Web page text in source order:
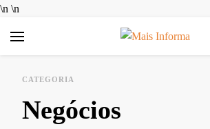
\n \n
sobre Finanças e Aplicativos Diversos.
tomar decisões mais inteligentes,
CATEGORIA
Negócios